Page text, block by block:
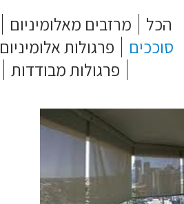
הכל מרזבים מאלומיניום
סוככים
פרגולות אלומיניום
פרגולות מבודדות